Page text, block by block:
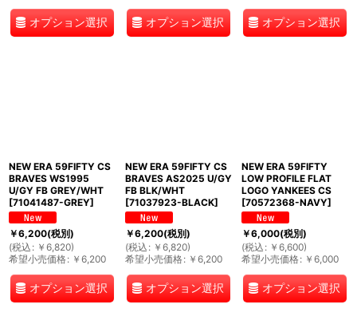
オプション選択 オプション選択 オプション選択
NEW ERA 59FIFTY CS
BRAVES WS1995
U/GY FB GREY/WHT
[71041487-GREY]
￥6,200(税別)
(税込 : ￥ 6,820)
希望小売価格: ￥ 6,200
オプション選択
NEW ERA 59FIFTY CS
BRAVES AS2025 U/GY
FB BLK/WHT
[71037923-BLACK]
￥6,200(税別)
(税込 : ￥ 6,820)
希望小売価格: ￥ 6,200
オプション選択
NEW ERA 59FIFTY
LOW PROFILE FLAT
LOGO YANKEES CS
[70572368-NAVY]
￥6,000(税別)
(税込 : ￥ 6,600)
希望小売価格: ￥ 6,000
オプション選択